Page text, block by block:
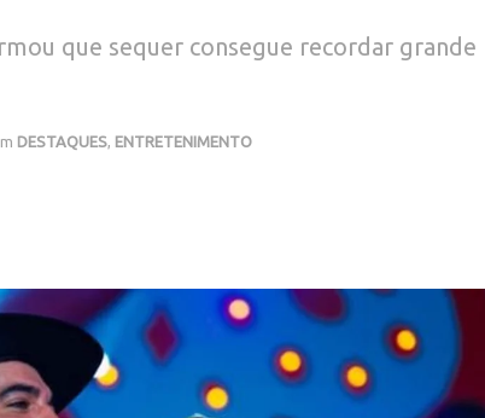
que sequer consegue recordar grande
DESTAQUES ENTRETENIMENTO